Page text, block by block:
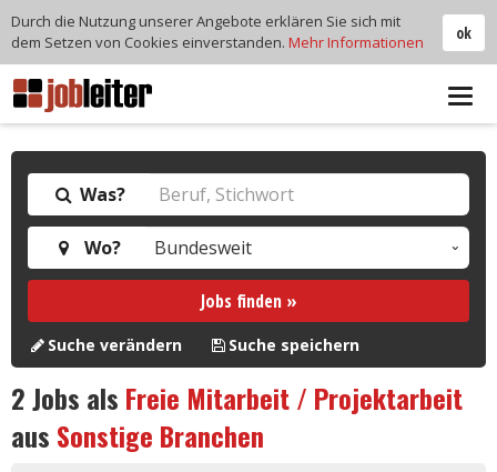
Was?
Wo?
Jobs finden »
Suche verändern Suche speichern
2Jobs als Freie Mitarbeit / Projektarbeit
aus Sonstige Branchen
ok
Durch die Nutzung unserer Angebote erklären Sie sich mit
dem Setzen von Cookies einverstanden. Mehr Informationen